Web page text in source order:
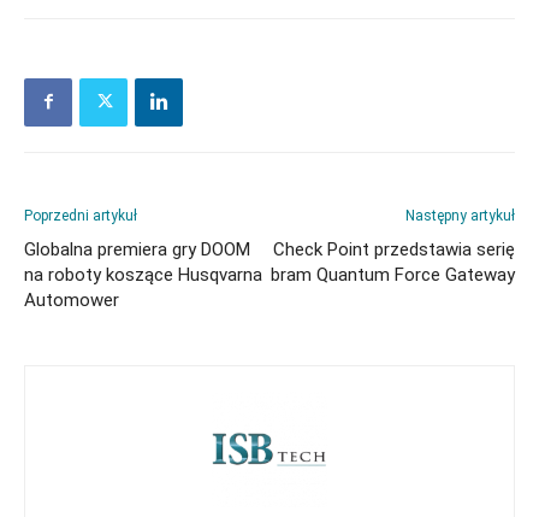
Poprzedni artykuł
Globalna premiera gry DOOM
na roboty koszące Husqvarna
Automower
Następny artykuł
Check Point przedstawia serię
bram Quantum Force Gateway